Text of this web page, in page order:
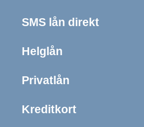
SMS lån direkt
Helglån
Privatlån
Kreditkort